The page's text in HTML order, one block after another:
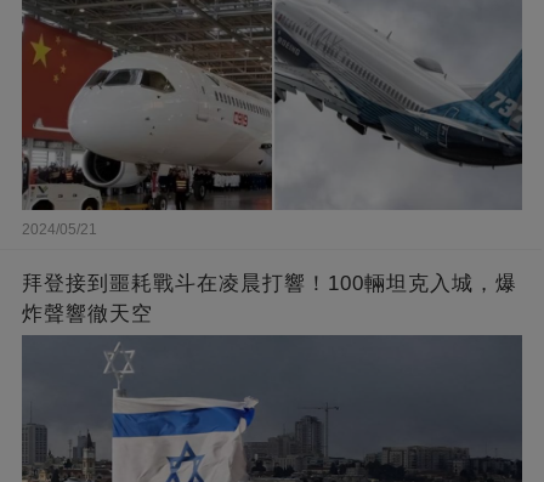
2024/05/21
拜登接到噩耗戰斗在凌晨打響！100輛坦克入城，爆
炸聲響徹天空